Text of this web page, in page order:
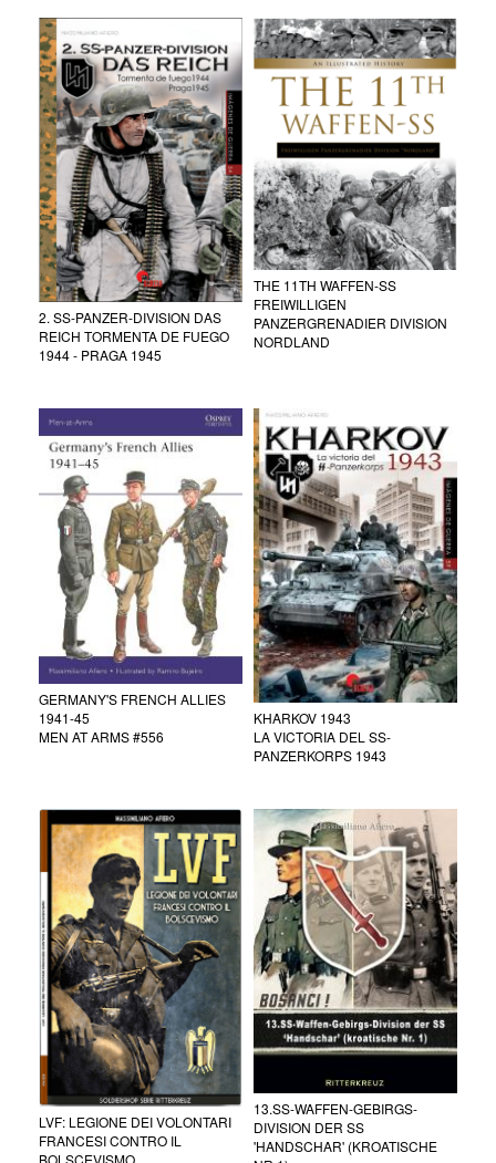
2. SS-PANZER-DIVISION DAS
REICH TORMENTA DE FUEGO
1944 - PRAGA 1945
THE 11TH WAFFEN-SS
FREIWILLIGEN
PANZERGRENADIER DIVISION
NORDLAND
GERMANY'S FRENCH ALLIES
1941-45
MEN AT ARMS #556
KHARKOV 1943
LA VICTORIA DEL SS-
PANZERKORPS 1943
LVF: LEGIONE DEI VOLONTARI
FRANCESI CONTRO IL
BOLSCEVISMO
13.SS-WAFFEN-GEBIRGS-
DIVISION DER SS
'HANDSCHAR' (KROATISCHE